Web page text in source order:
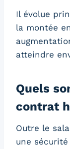
Il évolue
la montée
atteindre
Quels
contrat
Outre le
une